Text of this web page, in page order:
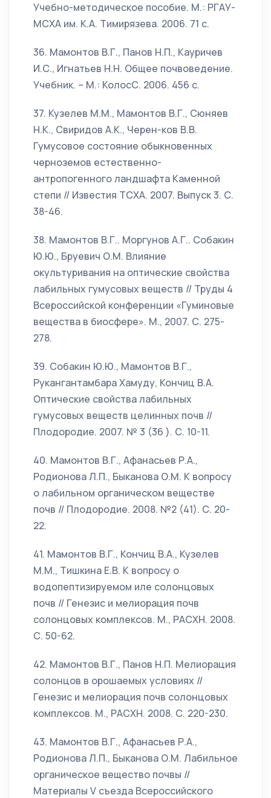
Учебно-методическое пособие. М.: РГАУ-
МСХА им. К.А. Тимирязева. 2006. 71 с.
36. Мамонтов В.Г., Панов Н.П., Кауричев
И.С., Игнатьев Н.Н. Общее почвоведение.
Учебник. – М.: КолосС. 2006. 456 с.
37. Кузелев М.М., Мамонтов В.Г., Сюняев
Н.К., Свиридов А.К., Черен-ков В.В.
Гумусовое состояние обыкновенных
черноземов естественно-
антропогенного ландшафта Каменной
степи // Известия ТСХА. 2007. Выпуск 3. С.
38-46.
38. Мамонтов В.Г.. Моргунов А.Г.. Собакин
Ю.Ю., Бруевич О.М. Влияние
окультуривания на оптические свойства
лабильных гумусовых веществ // Труды 4
Всероссийской конференции «Гуминовые
вещества в биосфере». М., 2007. С. 275-
278.
39. Собакин Ю.Ю., Мамонтов В.Г.,
Рукангантамбара Хамуду, Кончиц В.А.
Оптические свойства лабильных
гумусовых веществ целинных почв //
Плодородие. 2007. № 3 (36 ). С. 10-11.
40. Мамонтов В.Г., Афанасьев Р.А.,
Родионова Л.П., Быканова О.М. К вопросу
о лабильном органическом веществе
почв // Плодородие. 2008. №2 (41). С. 20-
22.
41. Мамонтов В.Г., Кончиц В.А., Кузелев
М.М., Тишкина Е.В. К вопросу о
водопептизируемом иле солонцовых
почв // Генезис и мелиорация почв
солонцовых комплексов. М., РАСХН. 2008.
С. 50-62.
42. Мамонтов В.Г., Панов Н.П. Мелиорация
солонцов в орошаемых условиях //
Генезис и мелиорация почв солонцовых
комплексов. М., РАСХН. 2008. С. 220-230.
43. Мамонтов В.Г., Афанасьев Р.А.,
Родионова Л.П., Быканова О.М. Лабильное
органическое вещество почвы //
Материалы V съезда Всероссийского